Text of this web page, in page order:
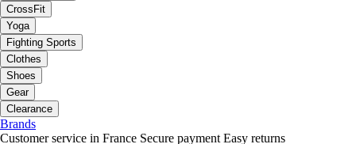
CrossFit
Yoga
Fighting Sports
Clothes
Shoes
Gear
Clearance
Brands
Customer service in France Secure payment Easy returns